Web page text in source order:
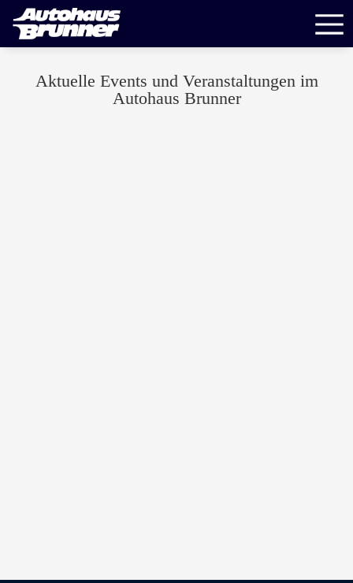
Aktuelle Events und Veranstaltungen im
Autohaus Brunner